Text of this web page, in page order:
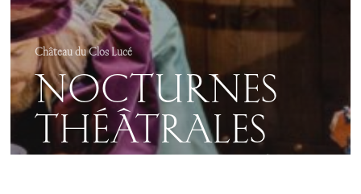
Château du Clos Lucé
NOCTURNES
THÉÂTRALES
2026 – SUR LES